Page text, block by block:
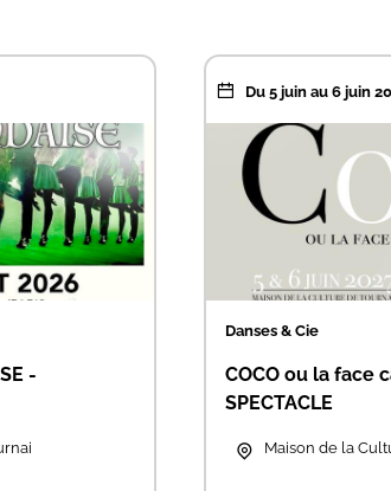
-
Du 5 juin au 6 juin
Danses & Cie
COCO ou la face
SPECTACLE
Maison de la